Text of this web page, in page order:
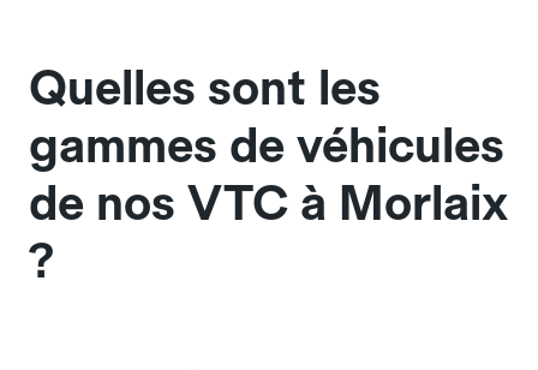
Quelles sont les
gammes de véhicules
de nos VTC à Morlaix
?